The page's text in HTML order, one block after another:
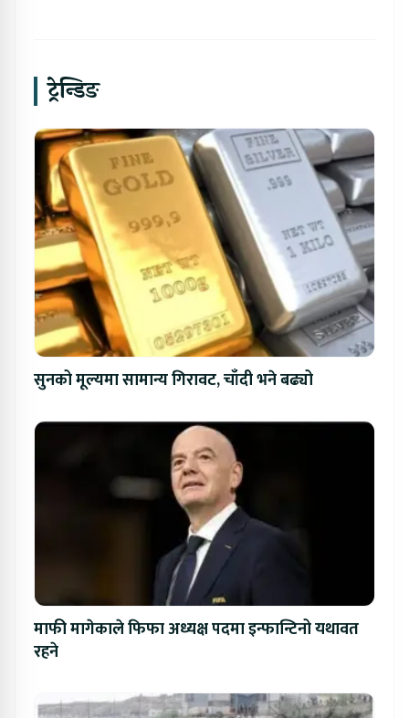
ट्रेन्डिङ
सुनको मूल्यमा सामान्य गिरावट, चाँदी भने बढ्यो
माफी मागेकाले फिफा अध्यक्ष पदमा इन्फान्टिनो यथावत
रहने